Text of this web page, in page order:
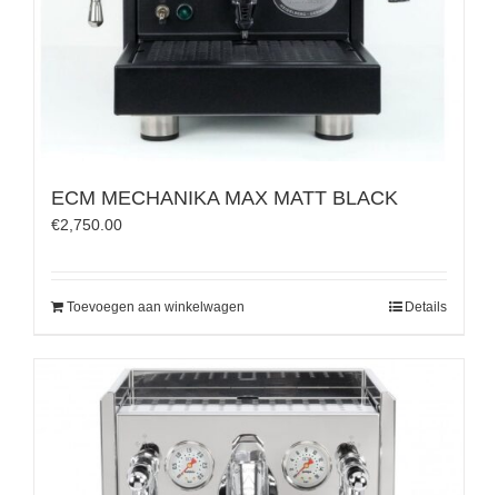
ECM MECHANIKA MAX MATT BLACK
€2,750.00
Toevoegen aan winkelwagen Details